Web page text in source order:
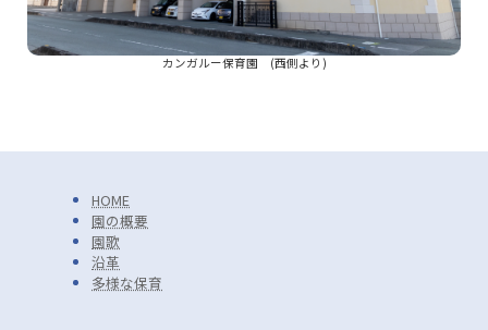
カンガルー保育園 (西側より)
HOME
園の概要
園歌
沿革
多様な保育